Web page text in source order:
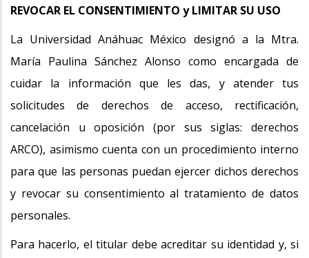
REVOCAR EL CONSENTIMIENTO y LIMITAR SU USO
La Universidad Anáhuac México designó a la Mtra.
María Paulina Sánchez Alonso como encargada de
cuidar la información que les das, y atender tus
solicitudes de derechos de acceso, rectificación,
cancelación u oposición (por sus siglas: derechos
ARCO), asimismo cuenta con un procedimiento interno
para que las personas puedan ejercer dichos derechos
y revocar su consentimiento al tratamiento de datos
personales.
Para hacerlo, el titular debe acreditar su identidad y, si